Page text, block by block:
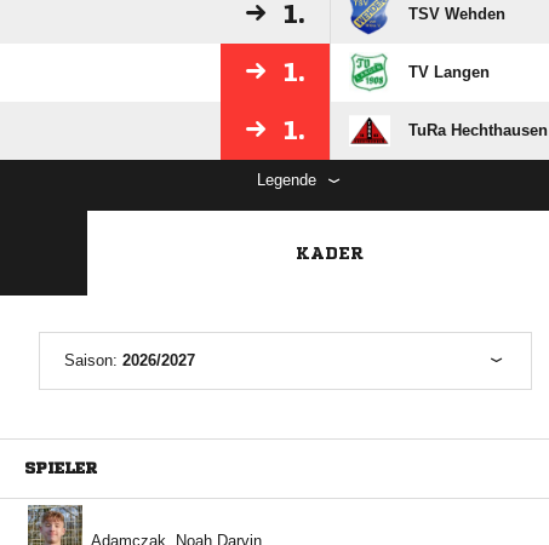
1. TSV Wehden
1. TV Langen
1. TuRa Hechthausen
Legende
KADER
Saison: 2026/2027
SPIELER
  